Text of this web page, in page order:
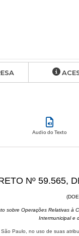
Audio do Texto
Nº 59.565,
sobre Operações Relativas à
Intermunicipal e
Paulo, no uso de suas